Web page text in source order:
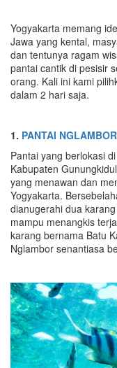
Yogyakarta memang
Jawa yang kental,
dan tentunya ragam
pantai cantik di pesisir
orang. Kali ini kami
dalam 2 hari saja.
1. PANTAI NGLAMBOR
Pantai yang berlokasi
Kabupaten
yang menawan dan
Yogyakarta.
dianugerahi dua
mampu menangkis
karang bernama Batu
Nglambor senantiasa